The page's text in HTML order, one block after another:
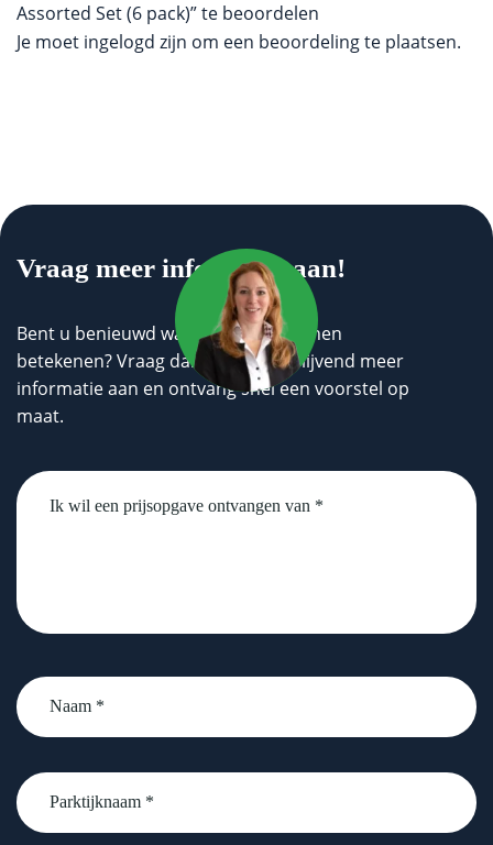
Assorted Set (6 pack)” te beoordelen
Je moet ingelogd zijn om een beoordeling te plaatsen.
Vraag meer informatie aan!
Bent u benieuwd wat wij voor u kunnen
betekenen? Vraag dan geheel vrijblijvend meer
informatie aan en ontvang snel een voorstel op
maat.
Untitled
Naam
*
Parktijknaam
*